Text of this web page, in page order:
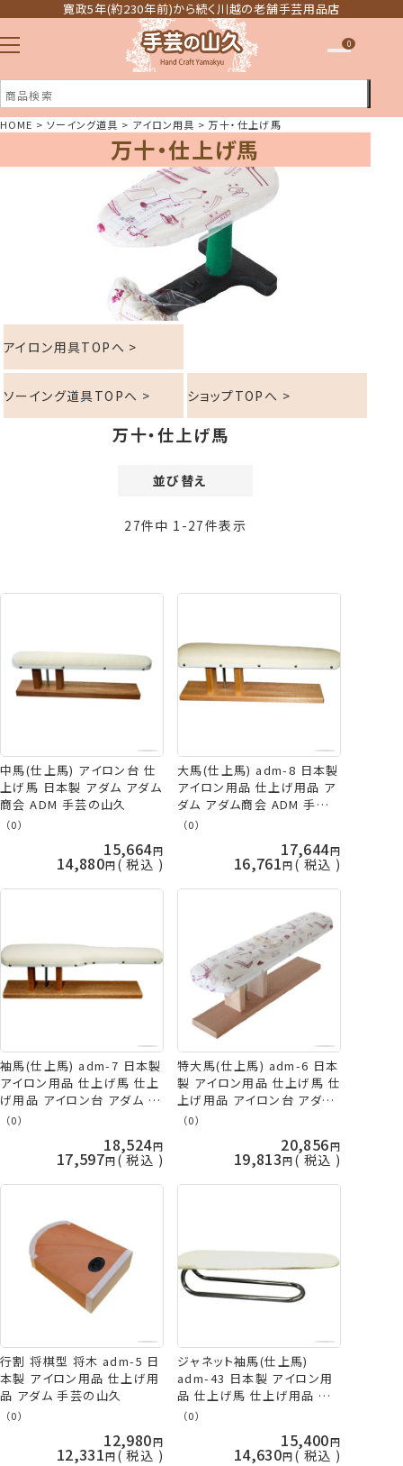
寛政5年(約230年前)から続く川越の老舗手芸用品店
注文履歴
ほしい物リスト
0
HOME ソーイング道具 アイロン用具 万十・仕上げ馬
万十・仕上げ馬
アイロン用具TOPへ >
ソーイング道具TOPへ > ショップTOPへ >
万十・仕上げ馬
並び替え
価格が高い順
おすすめ順
27件中 1 -27件表示
中馬(仕上馬) アイロン台 仕
上げ馬 日本製 アダム アダム
商会 ADM 手芸の山久
（0）
15,664
14,880 税込
大馬(仕上馬) adm-8 日本製
アイロン用品 仕上げ用品 ア
ダム アダム商会 ADM 手芸
の山久
（0）
17,644
16,761 税込
袖馬(仕上馬) adm-7 日本製
アイロン用品 仕上げ馬 仕上
げ用品 アイロン台 アダム ア
ダム商会 ADM 手芸の山久
（0）
18,524
17,597 税込
特大馬(仕上馬) adm-6 日本
製 アイロン用品 仕上げ馬 仕
上げ用品 アイロン台 アダム
アダム商会 ADM 手芸の山久
（0）
20,856
19,813 税込
行割 将棋型 将木 adm-5 日
本製 アイロン用品 仕上げ用
品 アダム 手芸の山久
（0）
12,980
12,331 税込
ジャネット袖馬(仕上馬)
adm-43 日本製 アイロン用
品 仕上げ馬 仕上げ用品 ア
イロン台 アダム アダム商会
（0）
15,400
14,630 税込